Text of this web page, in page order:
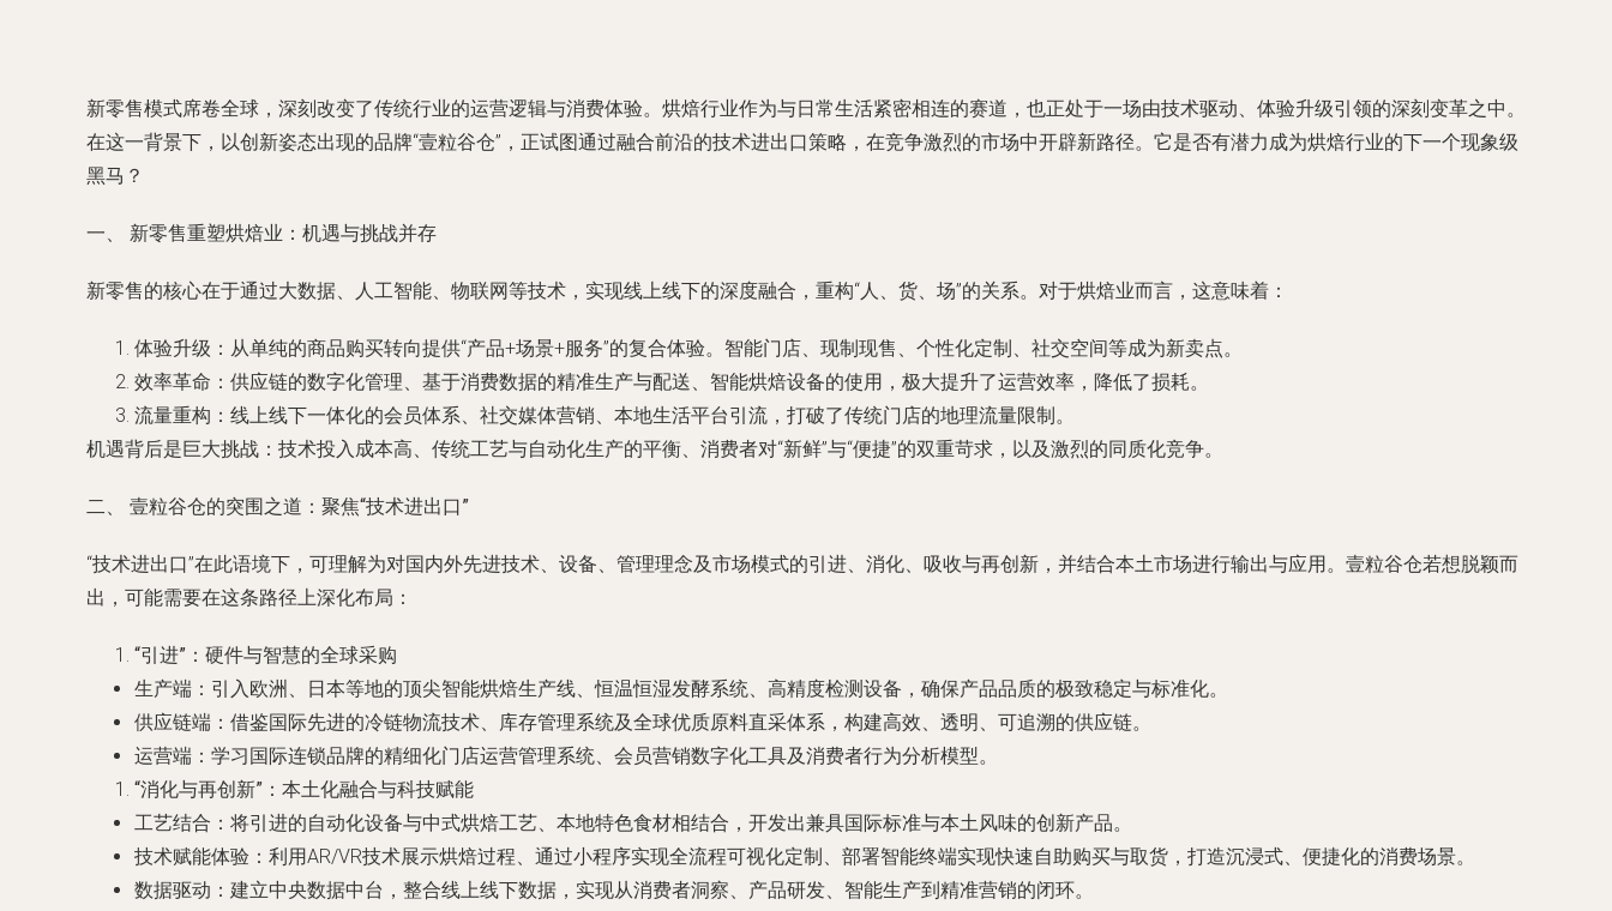
新零售模式席卷全球，深刻改变了传统行业的运营逻辑与消费体验。烘焙行业作为与日常生活紧密相连的赛道，也正处于一场由技术驱动、体验升级引领的深刻变革之中。
在这一背景下，以创新姿态出现的品牌“壹粒谷仓”，正试图通过融合前沿的技术进出口策略，在竞争激烈的市场中开辟新路径。它是否有潜力成为烘焙行业的下一个现象级
黑马？
一、 新零售重塑烘焙业：机遇与挑战并存
新零售的核心在于通过大数据、人工智能、物联网等技术，实现线上线下的深度融合，重构“人、货、场”的关系。对于烘焙业而言，这意味着：
体验升级 ：从单纯的商品购买转向提供“产品+场景+服务”的复合体验。智能门店、现制现售、个性化定制、社交空间等成为新卖点。
效率革命 ：供应链的数字化管理、基于消费数据的精准生产与配送、智能烘焙设备的使用，极大提升了运营效率，降低了损耗。
流量重构 ：线上线下一体化的会员体系、社交媒体营销、本地生活平台引流，打破了传统门店的地理流量限制。
机遇背后是巨大挑战：技术投入成本高、传统工艺与自动化生产的平衡、消费者对“新鲜”与“便捷”的双重苛求，以及激烈的同质化竞争。
二、 壹粒谷仓的突围之道：聚焦“技术进出口”
“技术进出口”在此语境下，可理解为对国内外先进技术、设备、管理理念及市场模式的引进、消化、吸收与再创新，并结合本土市场进行输出与应用。壹粒谷仓若想脱颖而
出，可能需要在这条路径上深化布局：
“引进”：硬件与智慧的全球采购
生产端 ：引入欧洲、日本等地的顶尖智能烘焙生产线、恒温恒湿发酵系统、高精度检测设备，确保产品品质的极致稳定与标准化。
供应链端 ：借鉴国际先进的冷链物流技术、库存管理系统及全球优质原料直采体系，构建高效、透明、可追溯的供应链。
运营端 ：学习国际连锁品牌的精细化门店运营管理系统、会员营销数字化工具及消费者行为分析模型。
“消化与再创新”：本土化融合与科技赋能
工艺结合 ：将引进的自动化设备与中式烘焙工艺、本地特色食材相结合，开发出兼具国际标准与本土风味的创新产品。
技术赋能体验 ：利用AR/VR技术展示烘焙过程、通过小程序实现全流程可视化定制、部署智能终端实现快速自助购买与取货，打造沉浸式、便捷化的消费场景。
数据驱动 ：建立中央数据中台，整合线上线下数据，实现从消费者洞察、产品研发、智能生产到精准营销的闭环。